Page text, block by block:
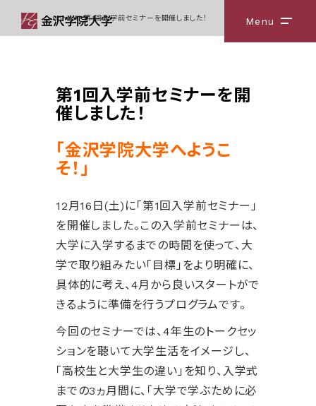
Menu メニ
Home 第1回入学前セミナーを開催しました！
第1回入学前セミナーを開
催しました！
「金沢学院大学へようこ
そ！」
12月16日(土)に「第1回入学前セミナー」
を開催しました。この入学前セミナーは、
大学に入学するまでの時間を使って、大
学で取り組みたい「目標」をより明確に、
具体的に考え、4月から良いスタートがで
きるように準備を行うプログラムです。
今回のセミナーでは、4年生のトークセッ
ションを聴いて大学生活をイメージし、
「高校生と大学生の違い」を知り、入学式
までの3ヵ月間に、「大学で学ぶために必